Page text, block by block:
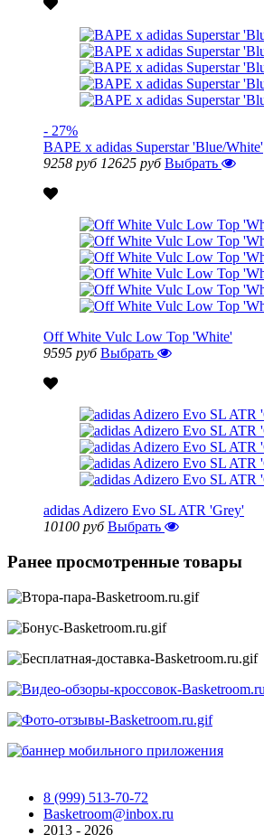
- 27%
BAPE x adidas Superstar 'Blue/White'
9258 руб 12625 руб Выбрать
Off White Vulc Low Top 'White'
9595 руб Выбрать
adidas Adizero Evo SL ATR 'Grey'
10100 руб Выбрать
Ранее просмотренные товары
8 (999) 513-70-72
Basketroom@inbox.ru
2013 - 2026